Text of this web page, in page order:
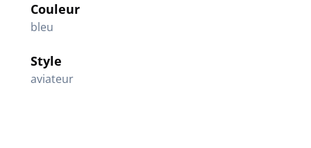
Couleur
bleu
Style
aviateur